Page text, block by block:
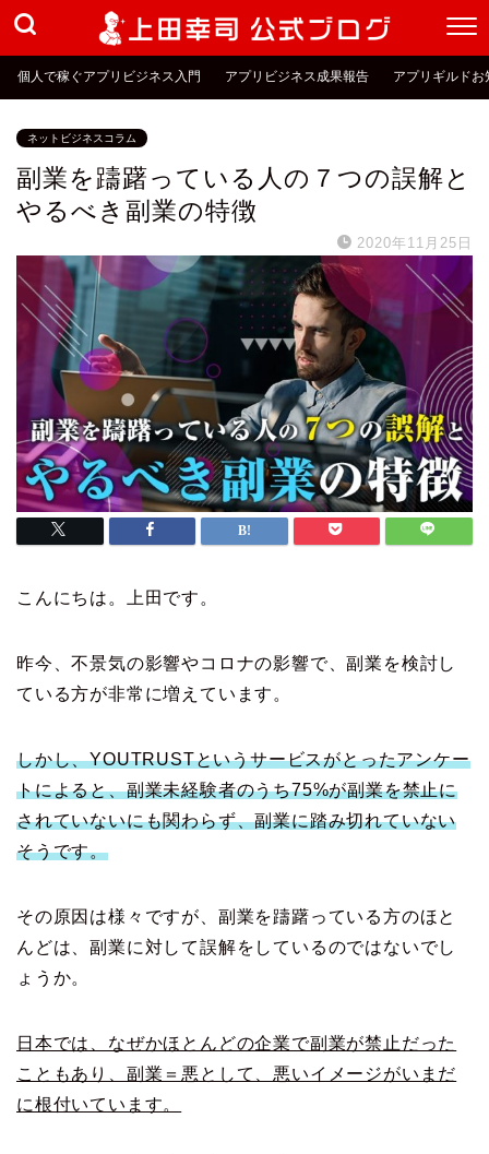
個人で稼ぐアプリビジネス入門 アプリビジネス成果報告 アプリギルドお
ネットビジネスコラム
副業を躊躇っている人の７つの誤解と
やるべき副業の特徴
2020年11月25日
こんにちは。上田です。
昨今、不景気の影響やコロナの影響で、副業を検討し
ている方が非常に増えています。
しかし、YOUTRUSTというサービスがとったアンケー
トによると、副業未経験者のうち75%が副業を禁止に
されていないにも関わらず、副業に踏み切れていない
そうです。
その原因は様々ですが、副業を躊躇っている方のほと
んどは、副業に対して誤解をしているのではないでし
ょうか。
日本では、なぜかほとんどの企業で副業が禁止だった
こともあり、副業＝悪として、悪いイメージがいまだ
に根付いています。